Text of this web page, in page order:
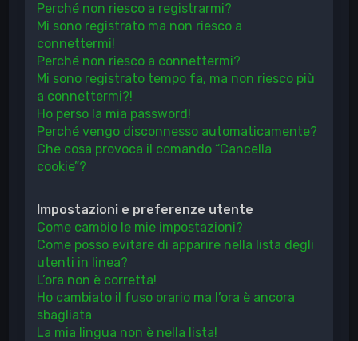
Perché non riesco a registrarmi?
Mi sono registrato ma non riesco a
connettermi!
Perché non riesco a connettermi?
Mi sono registrato tempo fa, ma non riesco più
a connettermi?!
Ho perso la mia password!
Perché vengo disconnesso automaticamente?
Che cosa provoca il comando “Cancella
cookie”?
Impostazioni e preferenze utente
Come cambio le mie impostazioni?
Come posso evitare di apparire nella lista degli
utenti in linea?
L’ora non è corretta!
Ho cambiato il fuso orario ma l’ora è ancora
sbagliata
La mia lingua non è nella lista!